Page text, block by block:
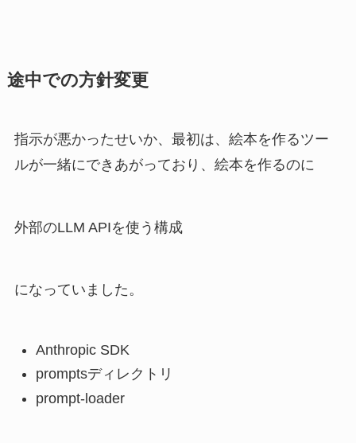
途中での方針変更
指示が悪かったせいか、最初は、絵本を作るツー
ルが一緒にできあがっており、絵本を作るのに
外部のLLM APIを使う構成
になっていました。
Anthropic SDK
promptsディレクトリ
prompt-loader